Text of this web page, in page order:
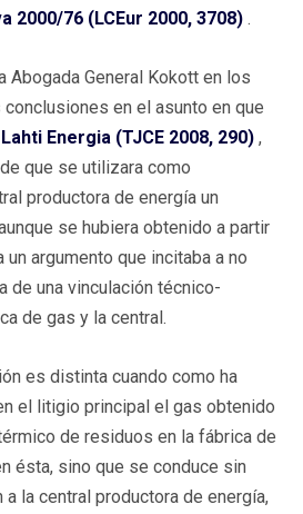
2000/76 (LCEur 2000, 3708) .
Abogada General Kokott en los
en el asunto en que
Energia (TJCE 2008, 290) ,
que se utilizara como
productora de energía un
se hubiera obtenido a partir
argumento que incitaba a no
de una vinculación técnico-
de gas y la central.
es distinta cuando como ha
el litigio principal el gas obtenido
de residuos en la fábrica de
ésta, sino que se conduce sin
la central productora de energía,